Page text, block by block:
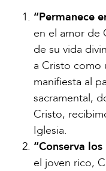
“Permanece
en el amor de
de su vida
a Cristo como
manifiesta al
sacramental,
Cristo,
Iglesia.
“Conserva
el joven rico,